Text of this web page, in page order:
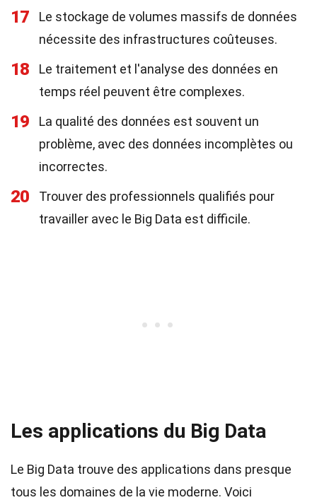
17
Le stockage de volumes massifs de données
nécessite des infrastructures coûteuses.
18
Le traitement et l'analyse des données en
temps réel peuvent être complexes.
19
La qualité des données est souvent un
problème, avec des données incomplètes ou
incorrectes.
20
Trouver des professionnels qualifiés pour
travailler avec le Big Data est difficile.
Les applications du Big Data
Le Big Data trouve des applications dans presque
tous les domaines de la vie moderne. Voici